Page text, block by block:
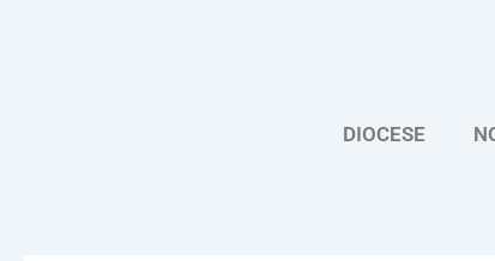
DIOCESE